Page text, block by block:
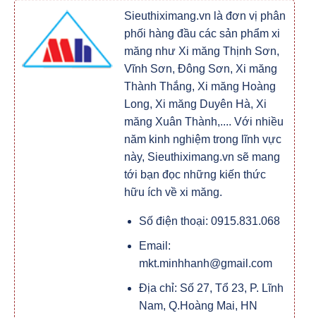
Sieuthiximang.vn là đơn vị phân
phối hàng đầu các sản phẩm xi
măng như Xi măng Thịnh Sơn,
Vĩnh Sơn, Đông Sơn, Xi măng
Thành Thắng, Xi măng Hoàng
Long, Xi măng Duyên Hà, Xi
măng Xuân Thành,.... Với nhiều
năm kinh nghiệm trong lĩnh vực
này, Sieuthiximang.vn sẽ mang
tới bạn đọc những kiến thức
hữu ích về xi măng.
Số điện thoại: 0915.831.068
Email:
mkt.minhhanh@gmail.com
Địa chỉ: Số 27, Tổ 23, P. Lĩnh
Nam, Q.Hoàng Mai, HN